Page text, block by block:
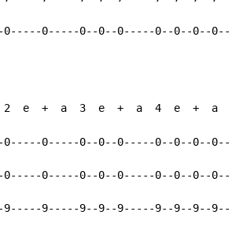
0-----0-----0--0--0-----0--0--0--
2  e  +  a  3  e  +  a  4  e  +
0-----0-----0--0--0-----0--0--0--
0-----0-----0--0--0-----0--0--0--
9-----9-----9--9--9-----9--9--9--